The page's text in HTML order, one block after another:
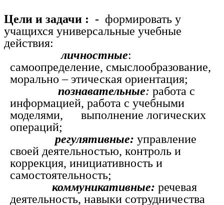
Цели и задачи : - формировать у
учащихся универсальные учебные
действия:
личностные:
самоопределение, смыслообразование,
морально – этическая ориентация;
познавательные: работа с
информацией, работа с учебными
моделями, выполнение логических
операций;
регулятивные: управление
своей деятельностью, контроль и
коррекция, инициативность и
самостоятельность;
коммуникативные: речевая
деятельность, навыки сотрудничества